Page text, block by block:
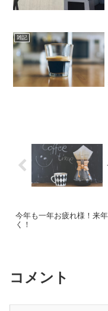
雑記
今年も一年お疲れ様！来
く！
コメント